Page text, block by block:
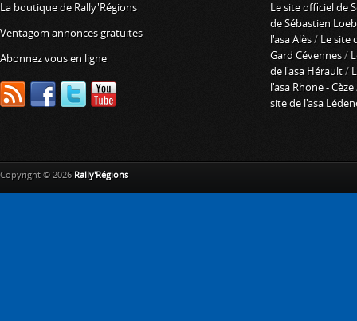
La boutique de Rally'Régions
Ventagom annonces gratuites
Abonnez vous en ligne
Le site officiel de
de Sébastien Loeb
l'asa Alès/ Le site
Gard Cévennes/
de l'asa Hérault/
l'asa Rhone - Cèze
site de l'asa
Copyright © 2026 Rally'Régions